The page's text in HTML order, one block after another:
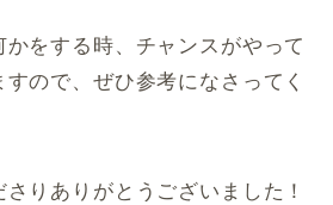
をする時、チャンスがやって
ので、ぜひ参考になさってく
りありがとうございました！